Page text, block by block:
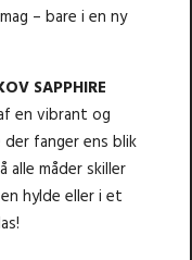
– bare i en ny
SAPPHIRE
en vibrant og
fanger ens blik
alle måder skiller
hylde eller i et